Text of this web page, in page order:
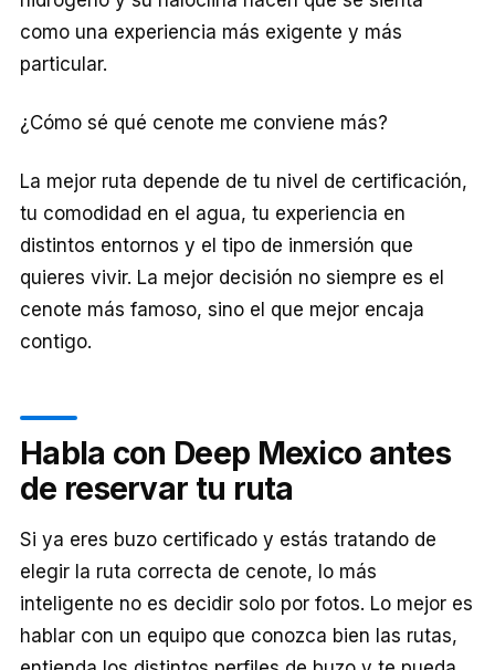
como una experiencia más exigente y más
particular.
¿Cómo sé qué cenote me conviene más?
La mejor ruta depende de tu nivel de certificación,
tu comodidad en el agua, tu experiencia en
distintos entornos y el tipo de inmersión que
quieres vivir. La mejor decisión no siempre es el
cenote más famoso, sino el que mejor encaja
contigo.
Habla con Deep Mexico antes
de reservar tu ruta
Si ya eres buzo certificado y estás tratando de
elegir la ruta correcta de cenote, lo más
inteligente no es decidir solo por fotos. Lo mejor es
hablar con un equipo que conozca bien las rutas,